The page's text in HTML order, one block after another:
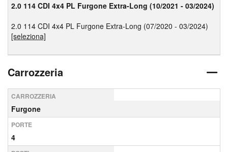
2.0 114 CDI 4x4 PL Furgone Extra-Long (10/2021 - 03/2024)
2.0 114 CDI 4x4 PL Furgone Extra-Long (07/2020 - 03/2024)
[seleziona]
Carrozzeria
CARROZZERIA
Furgone
PORTE
4